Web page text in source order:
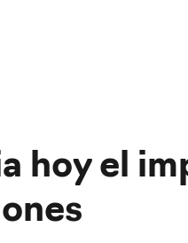
hoy el